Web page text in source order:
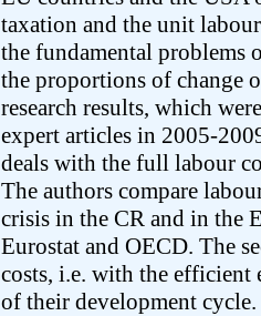
taxation and the unit
the fundamental problems
the proportions of change
research results, which
expert articles in 2005-
deals with the full labour
The authors compare
crisis in the CR and in the
Eurostat and OECD. The
costs, i.e. with the efficient
of their development cycle.